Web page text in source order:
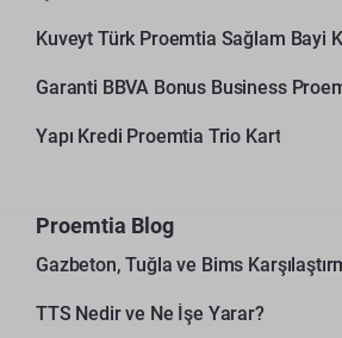
Kuveyt Türk Proemtia Sağlam Bayi
Garanti BBVA Bonus Business
Yapı Kredi Proemtia Trio Kart
Proemtia Blog
TTS Nedir ve Ne İşe Yarar?